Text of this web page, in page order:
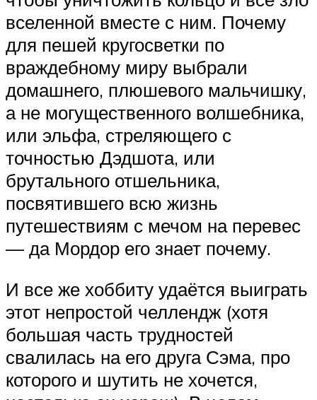
вселенной вместе с ним. Почему
для пешей кругосветки по
враждебному миру выбрали
домашнего, плюшевого мальчишку,
а не могущественного волшебника,
или эльфа, стреляющего с
точностью Дэдшота, или
брутального отшельника,
посвятившего всю жизнь
путешествиям с мечом на перевес
— да Мордор его знает почему.
И все же хоббиту удаётся выиграть
этот непростой челлендж (хотя
большая часть трудностей
свалилась на его друга Сэма, про
которого и шутить не хочется,